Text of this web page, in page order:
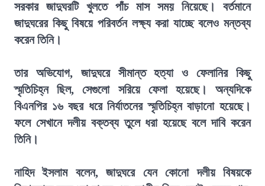
সরকার জাদুঘরটি খুলতে পাঁচ মাস সময় নিয়েছে। বর্তমানে
জাদুঘরের কিছু বিষয়ে পরিবর্তন লক্ষ্য করা যাচ্ছে বলেও মন্তব্য
করেন তিনি।
তার অভিযোগ, জাদুঘরে সীমান্ত হত্যা ও ফেলানির কিছু
স্মৃতিচিহ্ন ছিল, সেগুলো সরিয়ে ফেলা হয়েছে। অন্যদিকে
বিএনপির ১৬ বছর ধরে নির্যাতনের স্মৃতিচিহ্ন বাড়ানো হয়েছে।
ফলে সেখানে দলীয় বক্তব্য তুলে ধরা হয়েছে বলে দাবি করেন
তিনি।
নাহিদ ইসলাম বলেন, জাদুঘরে যেন কোনো দলীয় বিষয়কে